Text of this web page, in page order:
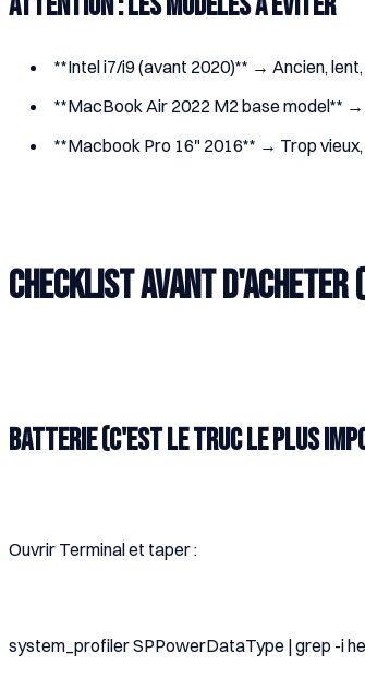
**Intel i7/i9 (avant 2020)** → Ancien,
**MacBook Air 2022 M2 base model**
**Macbook Pro 16" 2016** → Trop
Checklist avant d'acheter
Batterie (C'est le truc le plus
Ouvrir Terminal et taper :
system_profiler SPPowerDataType | grep -i